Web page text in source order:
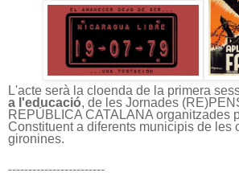
L'acte serà la cloenda de la primera
a l'educació, de les Jornades
REPÚBLICA CATALANA organitzades
Constituent a diferents municipis de les
gironines.
------------------------